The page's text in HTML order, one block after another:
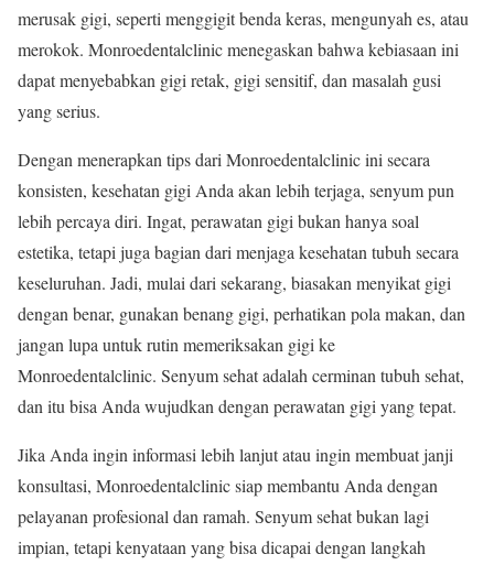
merusak gigi, seperti menggigit benda keras, mengunyah es, atau
merokok. Monroedentalclinic menegaskan bahwa kebiasaan ini
dapat menyebabkan gigi retak, gigi sensitif, dan masalah gusi
yang serius.
Dengan menerapkan tips dari Monroedentalclinic ini secara
konsisten, kesehatan gigi Anda akan lebih terjaga, senyum pun
lebih percaya diri. Ingat, perawatan gigi bukan hanya soal
estetika, tetapi juga bagian dari menjaga kesehatan tubuh secara
keseluruhan. Jadi, mulai dari sekarang, biasakan menyikat gigi
dengan benar, gunakan benang gigi, perhatikan pola makan, dan
jangan lupa untuk rutin memeriksakan gigi ke
Monroedentalclinic. Senyum sehat adalah cerminan tubuh sehat,
dan itu bisa Anda wujudkan dengan perawatan gigi yang tepat.
Jika Anda ingin informasi lebih lanjut atau ingin membuat janji
konsultasi, Monroedentalclinic siap membantu Anda dengan
pelayanan profesional dan ramah. Senyum sehat bukan lagi
impian, tetapi kenyataan yang bisa dicapai dengan langkah